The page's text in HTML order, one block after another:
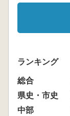
ランキング
総合
県史・市史
中部